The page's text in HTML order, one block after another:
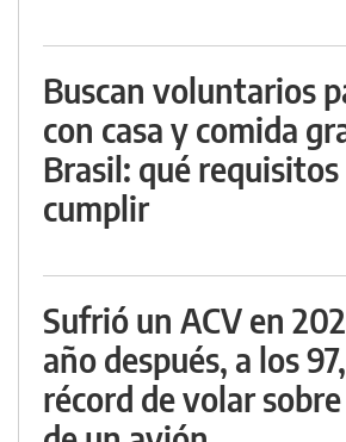
Buscan voluntarios
con casa y comida
Brasil: qué
cumplir
Sufrió un ACV en
año después, a los
récord de volar